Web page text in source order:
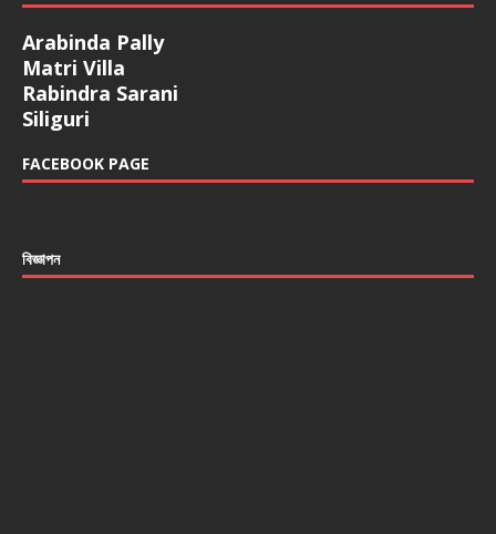
Arabinda Pally
Matri Villa
Rabindra Sarani
Siliguri
FACEBOOK PAGE
বিজ্ঞাপন